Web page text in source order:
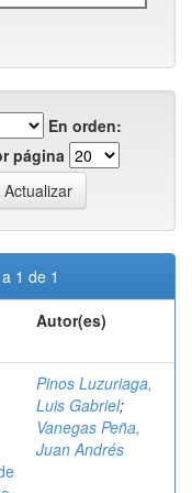
En orden:
página
1 de 1
Autor(es)
Pinos Luzuriaga,
Luis Gabriel;
Vanegas Peña,
Juan Andrés